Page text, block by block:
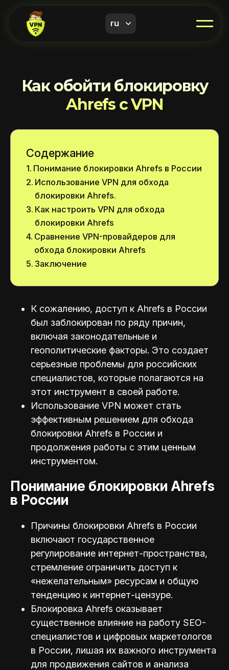
ru
Как обойти блокировку
Ahrefs с VPN
Содержание
Понимание блокировки Ahrefs в России
Использование VPN для обхода
блокировки Ahrefs.
Как настроить VPN для обхода
блокировки Ahrefs
Сравнение VPN-провайдеров для
обхода блокировки Ahrefs
Заключение
К сожалению, доступ к Ahrefs в России
был заблокирован по ряду причин,
включая законодательные и
геополитические факторы. Это создает
серьезные проблемы для российских
специалистов, которые полагаются на
этот инструмент в своей работе.
Использование VPN может стать
эффективным решением для обхода
блокировки Ahrefs в России и
продолжения работы с этим ценным
инструментом.
Понимание блокировки Ahrefs
в России
Причины блокировки Ahrefs в России
включают государственное
регулирование интернет-пространства,
стремление ограничить доступ к
«нежелательным» ресурсам и общую
тенденцию к интернет-цензуре.
Блокировка Ahrefs оказывает
существенное влияние на работу SEO-
специалистов и цифровых маркетологов
в России, лишая их важного инструмента
для продвижения сайтов и анализа